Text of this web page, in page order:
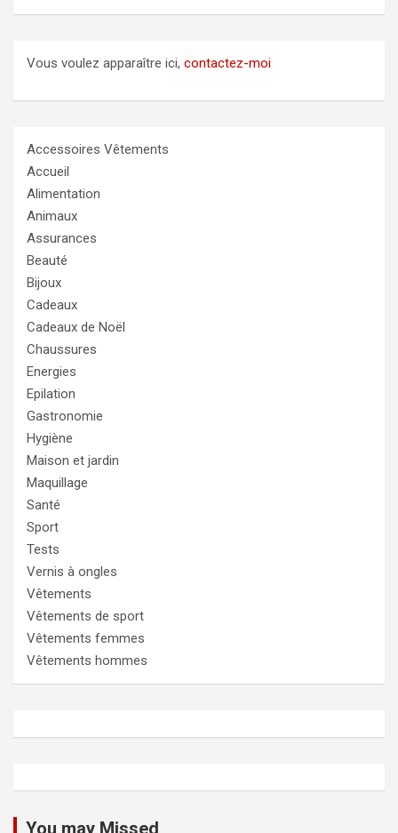
Vous voulez apparaître ici, contactez-moi
Accessoires Vêtements
Accueil
Alimentation
Animaux
Assurances
Beauté
Bijoux
Cadeaux
Cadeaux de Noël
Chaussures
Energies
Epilation
Gastronomie
Hygiène
Maison et jardin
Maquillage
Santé
Sport
Tests
Vernis à ongles
Vêtements
Vêtements de sport
Vêtements femmes
Vêtements hommes
You may Missed